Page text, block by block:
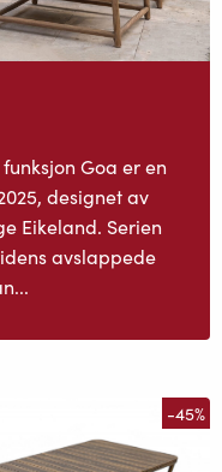
Goa er en
designet av
Eikeland. Serien
avslappede
-45%